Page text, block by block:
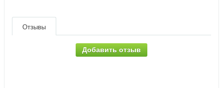
Отзывы
Добавить отзыв